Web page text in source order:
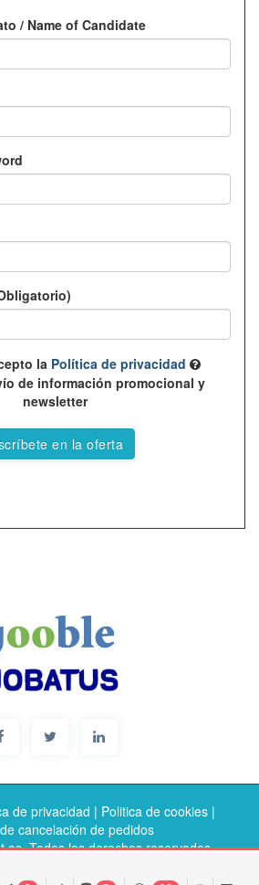
/ Name of Candidate
la Política de privacidad
de información promocional y
newsletter
en la oferta
de privacidad | Politica de cookies|
cancelación de pedidos
Todos los derechos reservados.